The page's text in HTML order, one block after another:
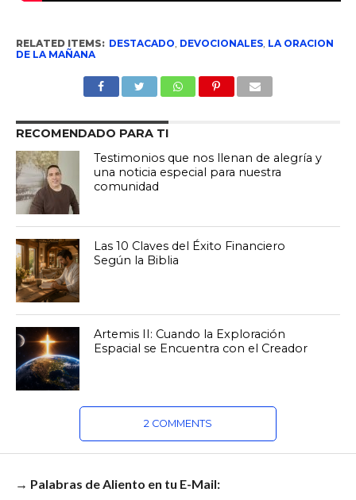
RELATED ITEMS: DESTACADO DEVOCIONALES, LA ORACION
DE LA MAÑANA
RECOMENDADO PARA TI
Testimonios que nos llenan de alegría y
una noticia especial para nuestra
comunidad
Las 10 Claves del Éxito Financiero
Según la Biblia
Artemis II: Cuando la Exploración
Espacial se Encuentra con el Creador
2 COMMENTS
→ Palabras de Aliento en tu E-Mail: